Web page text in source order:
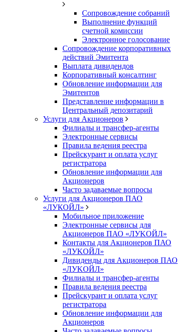
Сопровождение собраний
Выполнение функций
счетной комиссии
Электронное голосование
Сопровождение корпоративных
действий Эмитента
Выплата дивидендов
Корпоративный консалтинг
Обновление информации для
Эмитентов
Представление информации в
Центральный депозитарий
Услуги для Акционеров
Филиалы и трансфер-агенты
Электронные сервисы
Правила ведения реестра
Прейскурант и оплата услуг
регистратора
Обновление информации для
Акционеров
Часто задаваемые вопросы
Услуги для Акционеров ПАО
«ЛУКОЙЛ»
Мобильное приложение
Электронные сервисы для
Акционеров ПАО «ЛУKOЙЛ»
Контакты для Акционеров ПАО
«ЛУKOЙЛ»
Дивиденды для Акционеров ПАО
«ЛУKOЙЛ»
Филиалы и трансфер-агенты
Правила ведения реестра
Прейскурант и оплата услуг
регистратора
Обновление информации для
Акционеров